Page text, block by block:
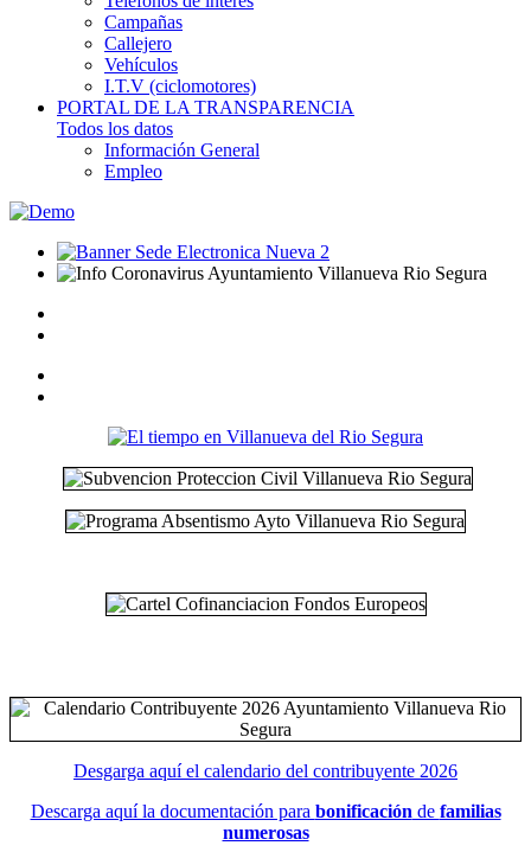
Campañas
Callejero
Vehículos
I.T.V (ciclomotores)
PORTAL DE LA TRANSPARENCIA
Todos los datos
Información General
Empleo
Desgarga aquí el calendario del contribuyente 2026
Descarga aquí la documentación para bonificación de familias
numerosas